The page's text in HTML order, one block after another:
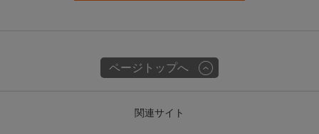
ページトップへ
関連サイト